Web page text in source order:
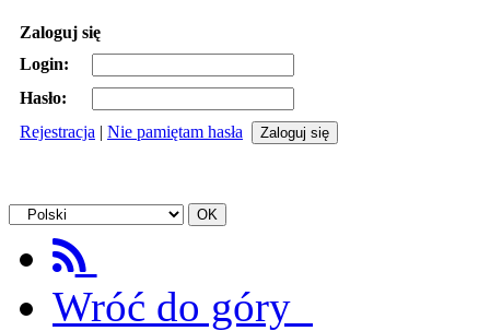
Zaloguj się
Login:
Hasło:
Rejestracja | Nie pamiętam hasła
Wróć do góry